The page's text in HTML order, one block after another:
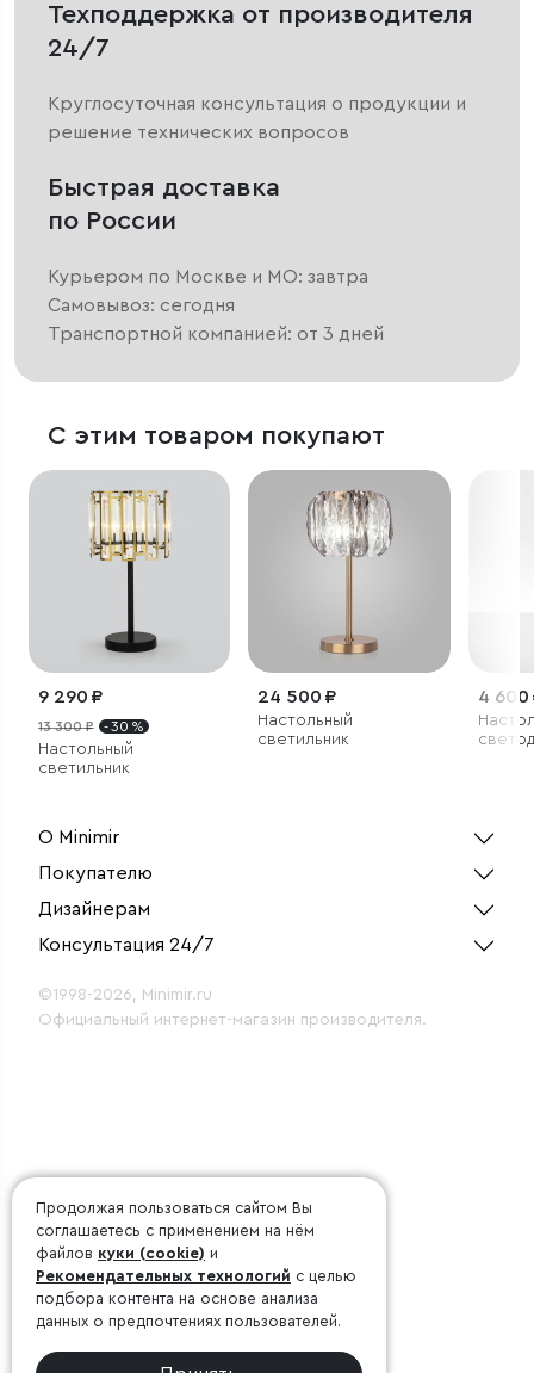
Техподдержка от производителя
24/7
Круглосуточная консультация о продукции и
решение технических вопросов
Быстрая доставка
по России
Курьером по Москве и МО: завтра
Самовывоз: сегодня
Транспортной компанией: от 3 дней
С этим товаром покупают
9 290 ₽
13 300 ₽ - 30 %
Настольный
светильник
24 500 ₽
Настольный
светильник
4 600
О Minimir
Покупателю
Дизайнерам
Консультация 24/7
©1998-2026, Minimir.ru
Официальный интернет-магазин производителя.
Продолжая пользоваться сайтом Вы
соглашаетесь с применением на нём
файлов куки (cookie) и
Рекомендательных технологий с целью
подбора контента на основе анализа
данных о предпочтениях пользователей.